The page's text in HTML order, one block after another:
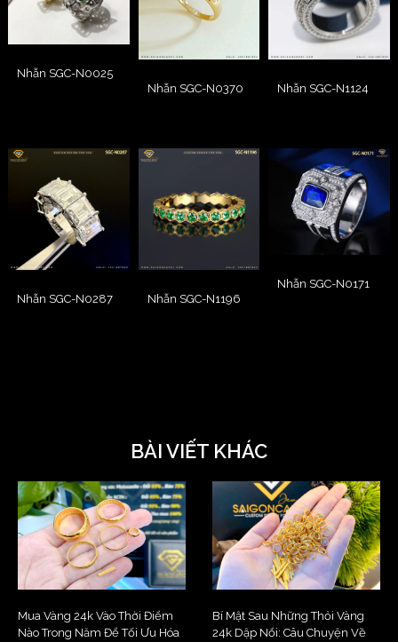
Nhẫn SGC-N0025
Nhẫn SGC-N0370
Nhẫn SGC-N1124
Nhẫn SGC-N0287 Nhẫn SGC-N1196
Nhẫn SGC-N0171
BÀI VIẾT KHÁC
Mua Vàng 24k Vào Thời Điểm
Nào Trong Năm Để Tối Ưu Hóa
Bí Mật Sau Những Thỏi Vàng
24k Dập Nổi: Câu Chuyện Về